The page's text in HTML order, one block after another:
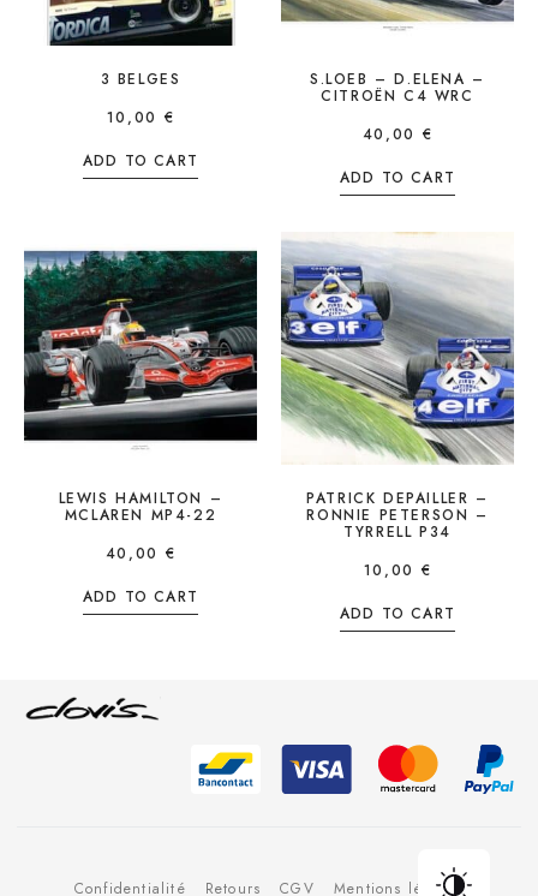
3 BELGES
10,00 €
ADD TO CART
S.LOEB – D.ELENA –
CITROËN C4 WRC
40,00 €
ADD TO CART
LEWIS HAMILTON –
MCLAREN MP4-22
40,00 €
ADD TO CART
PATRICK DEPAILLER –
RONNIE PETERSON –
TYRRELL P34
10,00 €
ADD TO CART
Confidentialité Retours CGV Mentions légales